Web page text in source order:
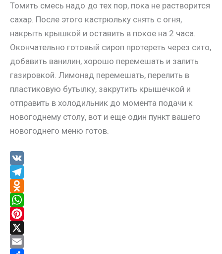
Томить смесь надо до тех пор, пока не растворится
сахар. После этого кастрюльку снять с огня,
накрыть крышкой и оставить в покое на 2 часа.
Окончательно готовый сироп протереть через сито,
добавить ванилин, хорошо перемешать и залить
газировкой. Лимонад перемешать, перелить в
пластиковую бутылку, закрутить крышечкой и
отправить в холодильник до момента подачи к
новогоднему столу, вот и еще один пункт вашего
новогоднего меню готов.
V
KT
e
l
e
g
O
d
n
o
W
h
a
P
X